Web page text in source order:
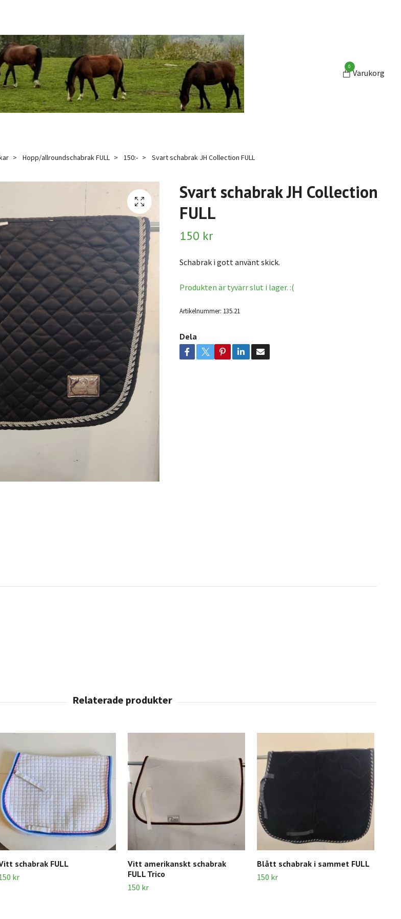
0
Varukorg
Hopp/allroundschabrak FULL 150:- Svart schabrak JH Collection FULL
Svart schabrak JH Collection
FULL
150 kr
Schabrak i gott använt skick.
Produkten är tyvärr slut i lager. :(
Artikelnummer: 135.21
Dela
schabrak FULL
kr
Vitt amerikanskt schabrak
FULL Trico
150 kr
Blått schabrak i sammet FULL
150 kr